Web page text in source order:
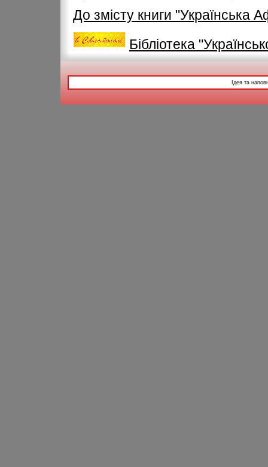
До змісту книги "Українська
Бібліотека
Ідея та